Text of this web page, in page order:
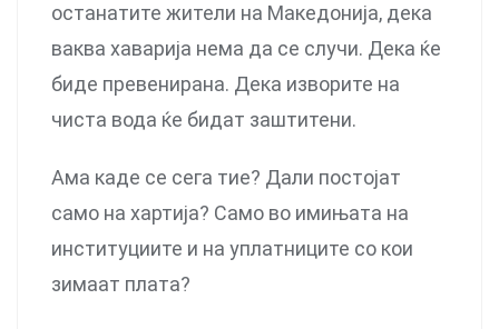
останатите жители на Македонија, дека
ваква хаварија нема да се случи. Дека ќе
биде превенирана. Дека изворите на
чиста вода ќе бидат заштитени.
Ама каде се сега тие? Дали постојат
само на хартија? Само во имињата на
институциите и на уплатниците со кои
зимаат плата?